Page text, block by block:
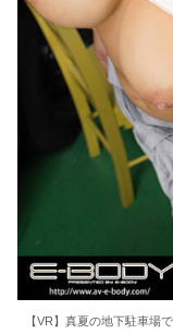
【VR】真夏の地下駐車場